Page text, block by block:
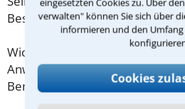
verwalten" können Sie sich über
informieren und den
Cookies
Beschränkung nicht.
Wichtig daher: Klären Sie die
Anwalt aus Meißen schon zu
Beratung.